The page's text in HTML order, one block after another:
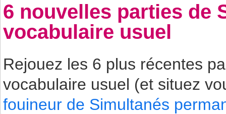
6 nouvelles parties de
vocabulaire usuel
Rejouez les 6 plus récentes
vocabulaire usuel (et situez
fouineur de Simultanés